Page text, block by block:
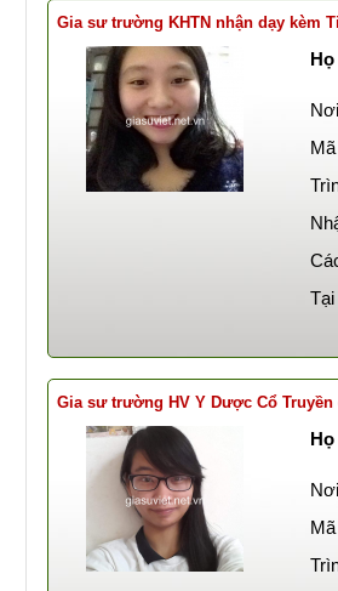
Gia sư trường KHTN nhận dạy kèm
Gia sư trường HV Y Dược Cổ